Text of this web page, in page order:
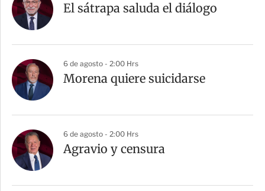
El sátrapa saluda el diálogo
6 de agosto - 2:00 Hrs
Morena quiere suicidarse
6 de agosto - 2:00 Hrs
Agravio y censura